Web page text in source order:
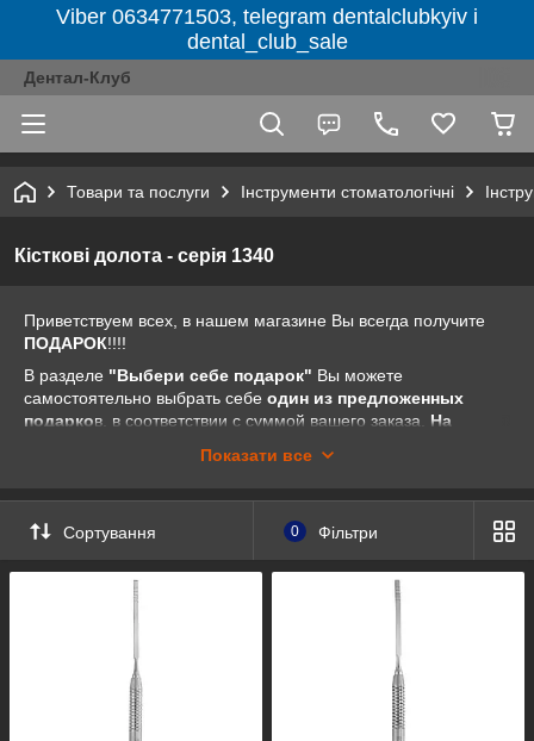
Viber 0634771503, telegram dentalclubkyiv і
dental_club_sale
Дентал-Клуб
Товари та послуги Інструменти стоматологічні
Кісткові долота - серія 1340
Приветствуем всех, в нашем магазине Вы всегда получите
ПОДАРОК!!!!
В разделе "Выбери себе подарок" Вы можете
самостоятельно выбрать себе один из предложенных
подарков, в соответствии с суммой вашего заказа. На
компании" и "Распродажа" предложение "Выбери себе
Все очень просто. Заходите на наш сайт dental-club.com.ua
. Оформляйте заказ, допустим, на 644 грн, заходите и
выбирайте себе подарок в разделе "от 600 грн"
Подарки можно получить только при оформлении
заказа через интернет-магазин.
Ми залишаємо за собою право відмовити в подарунок, якщо
його не буде в наявності, але ми будемо намагатися, що б
такого не сталося.
Спасибі за увагу!
Показати все
Сортування 0 Фільтри